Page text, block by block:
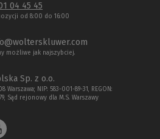
04 45 45
od 8:00 do 16:00
możliwe jak najszybciej.
Sp. z o.o.
NIP: 583-001-89-31, REGON:
Sąd rejonowy dla M.S. Warszawy